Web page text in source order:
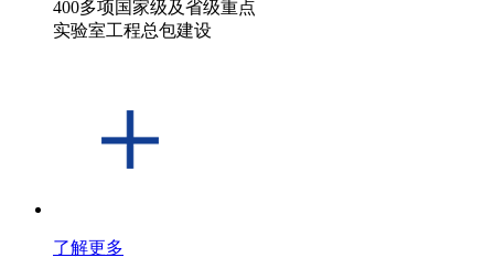
400多项国家级及省级重点
实验室工程总包建设
了解更多